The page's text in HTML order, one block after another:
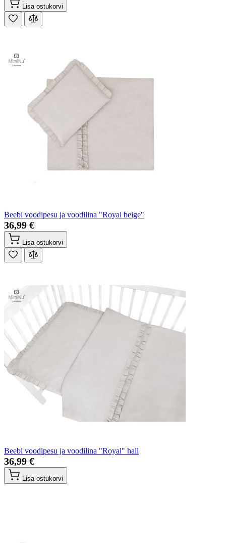
Lisa ostukorvi
Beebi voodipesu ja voodilina "Royal beige"
36,99 €
Lisa ostukorvi
Beebi voodipesu ja voodilina "Royal" hall
36,99 €
Lisa ostukorvi